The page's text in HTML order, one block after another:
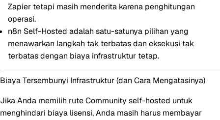
Zapier tetapi masih menderita karena penghitungan
operasi.
n8n Self-Hosted adalah satu-satunya pilihan yang
menawarkan langkah tak terbatas dan eksekusi tak
terbatasdengan biaya infrastruktur tetap.
Biaya Tersembunyi Infrastruktur (dan Cara Mengatasinya)
Jika Anda memilih rute Community self-hosted untuk
menghindari biaya lisensi, Anda masih harus membayar